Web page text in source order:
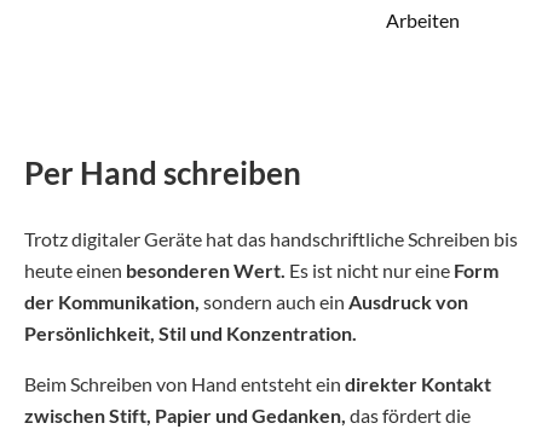
Arbeiten
Per Hand schreiben
Trotz digitaler Geräte hat das handschriftliche Schreiben bis
heute einen besonderen Wert. Es ist nicht nur eine Form
der Kommunikation, sondern auch ein Ausdruck von
Persönlichkeit, Stil und Konzentration.
Beim Schreiben von Hand entsteht ein direkter Kontakt
zwischen Stift, Papier und Gedanken, das fördert die